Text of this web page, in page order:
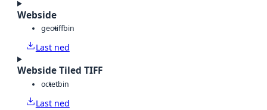
Webside
geotiffbin
Last ned
Webside Tiled TIFF
octetbin
Last ned